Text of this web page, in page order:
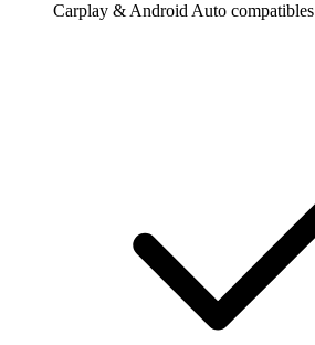
Carplay & Android Auto compatibles